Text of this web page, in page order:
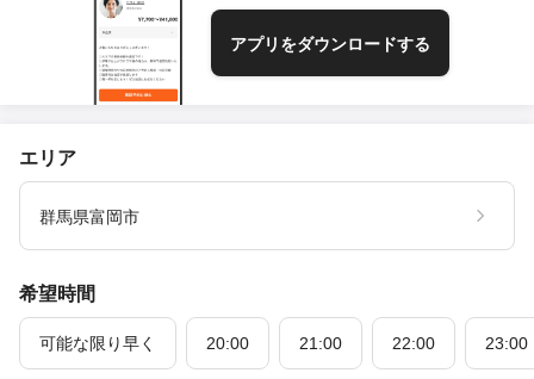
アプリをダウンロードする
エリア
群馬県富岡市
希望時間
可能な限り早く 20:00 21:00 22:00 23:00